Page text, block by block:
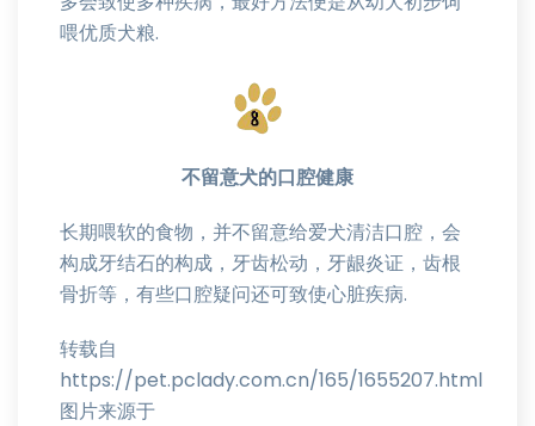
喂优质犬粮.
不留意犬的口腔健康
长期喂软的食物，并不留意给爱犬清洁口腔，会
构成牙结石的构成，牙齿松动，牙龈炎证，齿根
骨折等，有些口腔疑问还可致使心脏疾病.
转载自
https://pet.pclady.com.cn/165/1655207.html
图片来源于